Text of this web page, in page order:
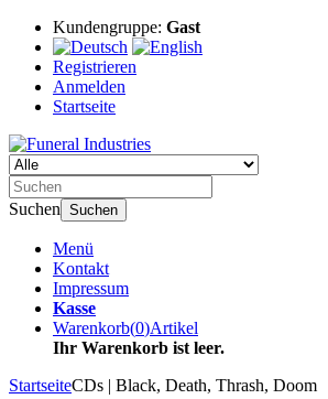
Kundengruppe: Gast
Registrieren
Anmelden
Startseite
Suchen Suchen
Menü
Kontakt
Impressum
Kasse
Warenkorb(0)Artikel
Ihr Warenkorb ist leer.
StartseiteCDs | Black, Death, Thrash, Doom